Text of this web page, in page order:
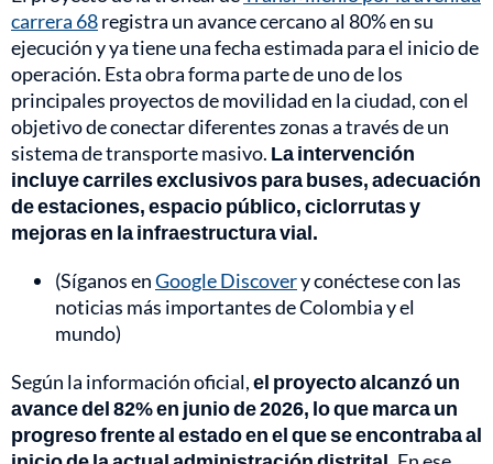
carrera 68registra un avance cercano al 80% en su
ejecución y ya tiene una fecha estimada para el inicio de
operación. Esta obra forma parte de uno de los
principales proyectos de movilidad en la ciudad, con el
objetivo de conectar diferentes zonas a través de un
sistema de transporte masivo. La intervención
incluye carriles exclusivos para buses, adecuación
de estaciones, espacio público, ciclorrutas y
mejoras en la infraestructura vial.
(Síganos enGoogle Discovery conéctese con las
noticias más importantes de Colombia y el
mundo)
Según la información oficial,el proyecto alcanzó un
avance del 82% en junio de 2026, lo que marca un
progreso frente al estado en el que se encontraba al